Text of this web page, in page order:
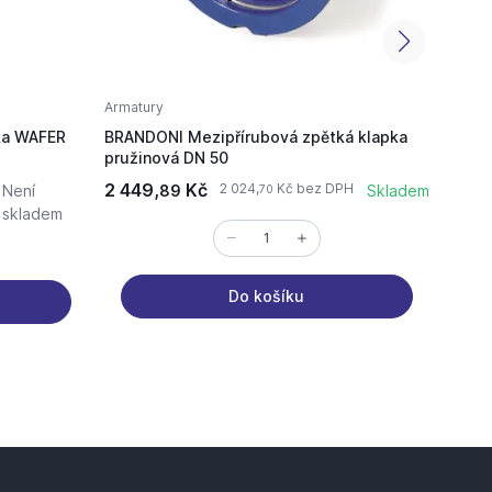
WAFER
Není
skladem
Armatury
BRANDONI Mezipřírubová zpětká klapka
pružinová DN 50
2 449,89 Kč 2 024,70 Kč bez DPH Skladem
Do košíku